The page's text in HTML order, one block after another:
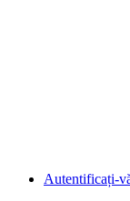
Autentificați-